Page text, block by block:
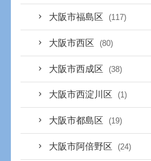
大阪市福島区 (117)
大阪市西区 (80)
大阪市西成区 (38)
大阪市西淀川区 (1)
大阪市都島区 (19)
大阪市阿倍野区 (24)